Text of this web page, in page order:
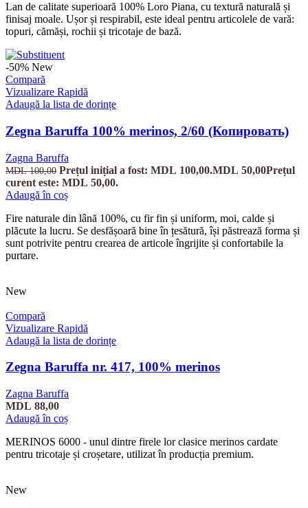
Lan de calitate superioară 100% Loro Piana, cu textură naturală și
finisaj moale. Ușor și respirabil, este ideal pentru articolele de vară:
topuri, cămăși, rochii și tricotaje de bază.
-50% New
Compară
Vizualizare Rapidă
Adaugă la lista de dorințe
Zegna Baruffa 100% merinos, 2/60 (Копировать)
Zagna Baruffa
MDL100,00 Prețul inițial a fost: MDL 100,00.MDL 50,00Prețul
curent este: MDL 50,00.
Adaugă în coș
Fire naturale din lână 100%, cu fir fin și uniform, moi, calde și
plăcute la lucru. Se desfășoară bine în țesătură, își păstrează forma și
sunt potrivite pentru crearea de articole îngrijite și confortabile la
purtare.
New
Compară
Vizualizare Rapidă
Adaugă la lista de dorințe
Zegna Baruffa nr. 417, 100% merinos
Zagna Baruffa
MDL 88,00
Adaugă în coș
MERINOS 6000 - unul dintre firele lor clasice merinos cardate
pentru tricotaje și croșetare, utilizat în producția premium.
New